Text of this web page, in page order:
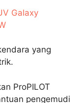
Galaxy
yang
ProPILOT
pengemudi